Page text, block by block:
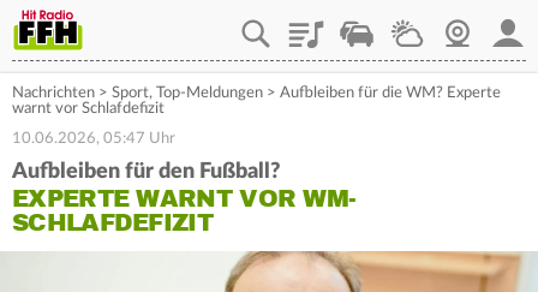
PlaylistStaupilotWetterWebcam
Nachrichten > Sport, Top-Meldungen > Aufbleiben für die WM? Experte
warnt vor Schlafdefizit
10.06.2026, 05:47 Uhr
Aufbleiben für den Fußball?
EXPERTE WARNT VOR WM-
SCHLAFDEFIZIT